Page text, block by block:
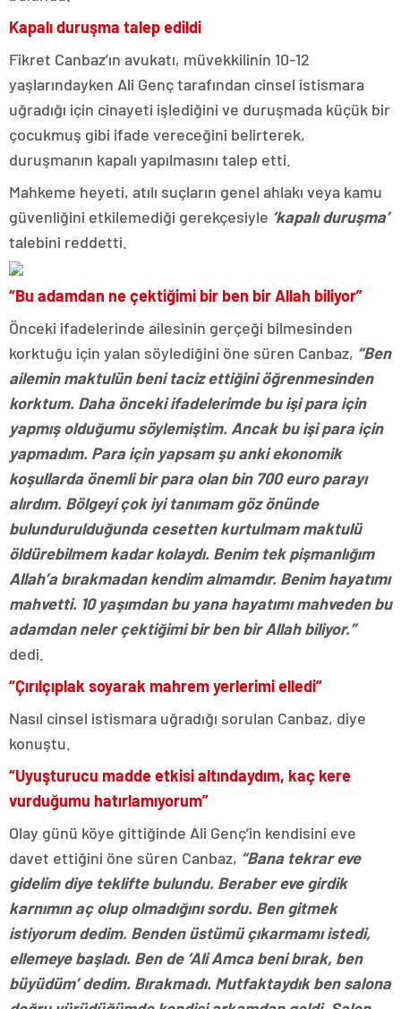
Kapalı duruşma talep edildi
Fikret Canbaz’ın avukatı, müvekkilinin 10-12
yaşlarındayken Ali Genç tarafından cinsel istismara
uğradığı için cinayeti işlediğini ve duruşmada küçük bir
çocukmuş gibi ifade vereceğini belirterek,
duruşmanın kapalı yapılmasını talep etti.
Mahkeme heyeti, atılı suçların genel ahlakı veya kamu
güvenliğini etkilemediği gerekçesiyle ‘kapalı duruşma’
talebini reddetti.
“Bu adamdan ne çektiğimi bir ben bir Allah biliyor”
Önceki ifadelerinde ailesinin gerçeği bilmesinden
korktuğu için yalan söylediğini öne süren Canbaz, “Ben
ailemin maktulün beni taciz ettiğini öğrenmesinden
korktum. Daha önceki ifadelerimde bu işi para için
yapmış olduğumu söylemiştim. Ancak bu işi para için
yapmadım. Para için yapsam şu anki ekonomik
koşullarda önemli bir para olan bin 700 euro parayı
alırdım. Bölgeyi çok iyi tanımam göz önünde
bulundurulduğunda cesetten kurtulmam maktulü
öldürebilmem kadar kolaydı. Benim tek pişmanlığım
Allah’a bırakmadan kendim almamdır. Benim hayatımı
mahvetti. 10 yaşımdan bu yana hayatımı mahveden bu
adamdan neler çektiğimi bir ben bir Allah biliyor.”
dedi.
“Çırılçıplak soyarak mahrem yerlerimi elledi”
Nasıl cinsel istismara uğradığı sorulan Canbaz, diye
konuştu.
“Uyuşturucu madde etkisi altındaydım, kaç kere
vurduğumu hatırlamıyorum”
Olay günü köye gittiğinde Ali Genç’in kendisini eve
davet ettiğini öne süren Canbaz, “Bana tekrar eve
gidelim diye teklifte bulundu. Beraber eve girdik
karnımın aç olup olmadığını sordu. Ben gitmek
istiyorum dedim. Benden üstümü çıkarmamı istedi,
ellemeye başladı. Ben de ‘Ali Amca beni bırak, ben
büyüdüm’ dedim. Bırakmadı. Mutfaktaydık ben salona